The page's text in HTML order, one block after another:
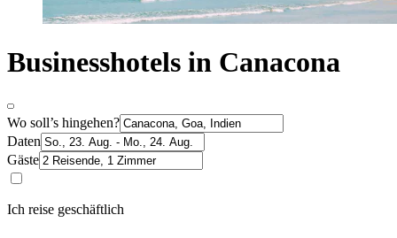
Businesshotels in Canacona
Wo soll’s hingehen?
Daten
Gäste
Ich reise geschäftlich